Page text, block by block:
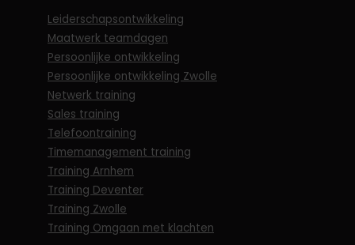
Leiderschapsontwikkeling
Maatwerk teamdagen
Persoonlijke ontwikkeling
Persoonlijke ontwikkeling Zwolle
Netwerk training
Sales training
Telefoontraining
Timemanagement training
Training Arnhem
Training Deventer
Training Zwolle
Training Omgaan met klachten